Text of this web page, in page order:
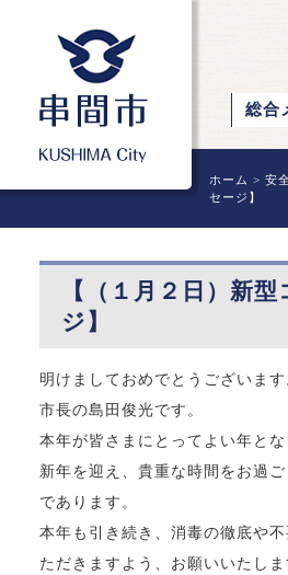
総合
ホーム > 安
セージ】
【（１月２日）新
ジ】
明けましておめでとうございます
市長の島田俊光です。
本年が皆さまにとってよい年と
新年を迎え、貴重な時間をお過
であります。
本年も引き続き、消毒の徹底や
ただきますよう、お願いいたしま